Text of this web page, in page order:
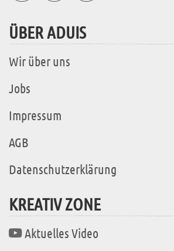
ÜBER ADUIS
Wir über uns
Jobs
Impressum
AGB
Datenschutzerklärung
KREATIV ZONE
Aktuelles Video